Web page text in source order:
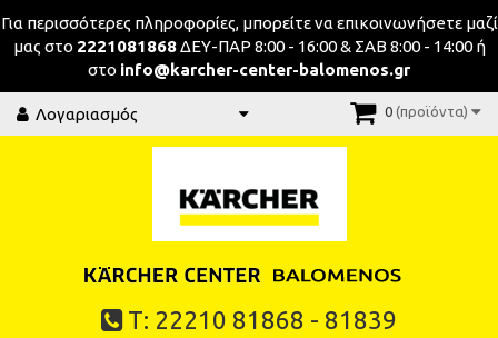
Για περισσότερες πληροφορίες, μπορείτε να επικοινωνήσeτε μαζί
μας στο 2221081868ΔΕΥ-ΠΑΡ 8:00 - 16:00 & ΣΑΒ 8:00 - 14:00 ή
στο info@karcher-center-balomenos.gr
Λογαριασμός 0 (προϊόντα)
Τ: 22210 81868 - 81839